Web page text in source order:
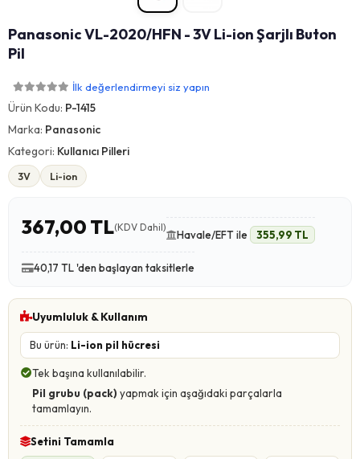
Panasonic VL-2020/HFN - 3V Li-ion Şarjlı Buton
Pil
İlk değerlendirmeyi siz yapın
Ürün Kodu: P-1415
Marka: Panasonic
Kategori: Kullanıcı Pilleri
3V Li-ion
367,00 TL(KDV Dahil)
Havale/EFT ile 355,99 TL
40,17 TL 'den başlayan taksitlerle
Uyumluluk & Kullanım
Bu ürün: Li-ion pil hücresi
Tek başına kullanılabilir.
Pil grubu (pack) yapmak için aşağıdaki parçalarla
tamamlayın.
Setini Tamamla